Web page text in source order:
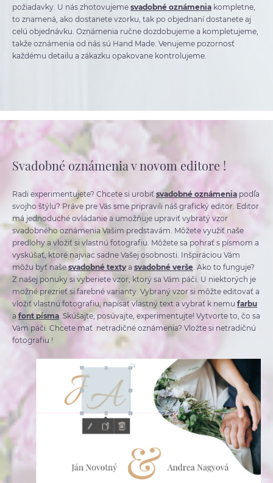
požiadavky. U nás zhotovujeme svadobné oznámenia kompletne,
to znamená, ako dostanete vzorku, tak po objednaní dostanete aj
celú objednávku. Oznámenia ručne dozdobujeme a kompletujeme,
takže oznámenia od nás sú Hand Made. Venujeme pozornosť
každému detailu a zákazku opakovane kontrolujeme.
Svadobné oznámenia v novom editore !
Radi experimentujete? Chcete si urobiť svadobné oznámenia podľa
svojho štýlu? Práve pre Vás sme pripravili náš grafický editor. Editor
má jednoduché ovládanie a umožňuje upraviť vybratý vzor
svadobného oznámenia Vašim predstavám. Môžete využiť naše
predlohy a vložiť si vlastnú fotografiu. Môžete sa pohrať s písmom a
vyskúšať, ktoré najviac sadne Vašej osobnosti. Inšpiráciou Vám
môžu byť našesvadobné texty a svadobné verše . Ako to funguje?
Z našej ponuky si vyberiete vzor, ktorý sa Vám páči. U niektorých je
možné prezrieť si farebné varianty. Vybraný vzor si môžte editovať a
vložiť vlastnú fotografiu, napísať vlastný text a vybrať k nemu farbu
a font písma . Skúšajte, posúvajte, experimentujte! Vytvorte to, čo sa
Vám páči. Chcete mať netradičné oznámenia? Vložte si netradičnú
fotografiu !